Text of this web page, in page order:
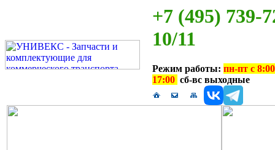
+7 (495) 739-
10/11
Режим работы: пн-пт с
17:00 сб-вс выходные